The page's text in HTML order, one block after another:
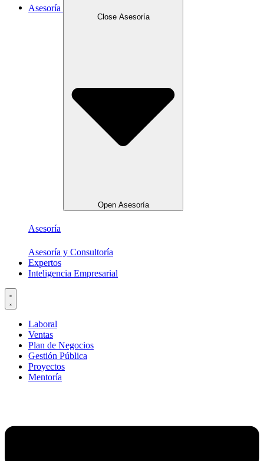
Asesoría
Close Asesoría
Open Asesoría
Asesoría
Asesoría y Consultoría
Expertos
Inteligencia Empresarial
Laboral
Ventas
Plan de Negocios
Gestión Pública
Proyectos
Mentoría